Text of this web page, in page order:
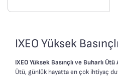
teknolojisini yerleşik üç
kısa sürede kusursuz
sonuçlar elde etmenizi
sağlar. Ergonomik
IXEO Yüksek
IXEO Yüksek Basınçlı ve Buharlı
Ütü, günlük hayatta en çok ihtiyaç